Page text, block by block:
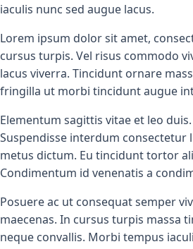
iaculis nunc sed augue lacus.
Lorem ipsum dolor sit amet,
cursus turpis. Vel risus commodo
lacus viverra. Tincidunt ornare
fringilla ut morbi tincidunt augue
Elementum sagittis vitae et leo
Suspendisse interdum
metus dictum. Eu tincidunt tortor
Condimentum id venenatis a
Posuere ac ut consequat semper
maecenas. In cursus turpis massa
neque convallis. Morbi tempus